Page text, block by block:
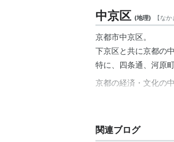
中京区 (地理) 【なか
京都市中京区。
下京区と共に京都の
特に、四条通、河原
京都の経済・文化の
関連ブログ